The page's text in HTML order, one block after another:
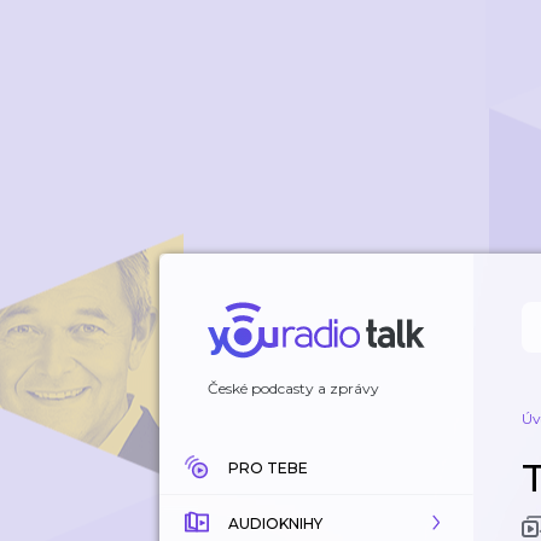
České podcasty a zprávy
PRO TEBE
AUDIOKNIHY